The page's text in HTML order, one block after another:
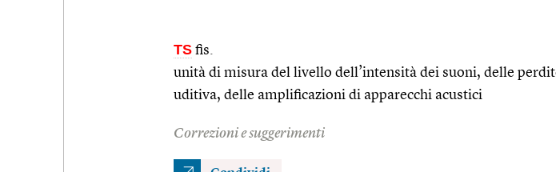
TS fis.
unità di misura del livello dell’intensità dei suoni, delle
uditiva, delle amplificazioni di apparecchi acustici
Correzioni e suggerimenti